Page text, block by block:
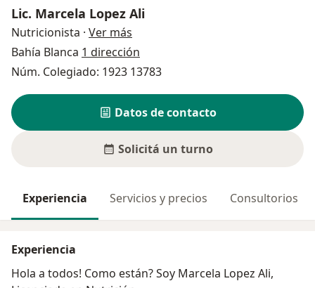
Lic. Marcela Lopez Ali
Nutricionista · Ver más
Bahía Blanca 1 dirección
Núm. Colegiado: 1923 13783
Datos de contacto
Solicitá un turno
Experiencia Servicios y precios Consultorios
Experiencia
Hola a todos! Como están? Soy Marcela Lopez Ali,